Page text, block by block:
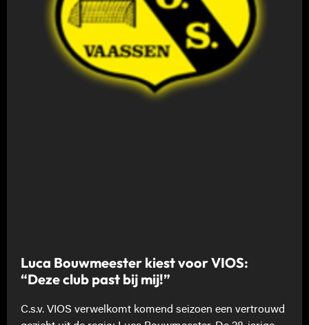
Luca Bouwmeester kiest voor VIOS:
“Deze club past bij mij!”
C.s.v. VIOS verwelkomt komend seizoen een vertrouwd